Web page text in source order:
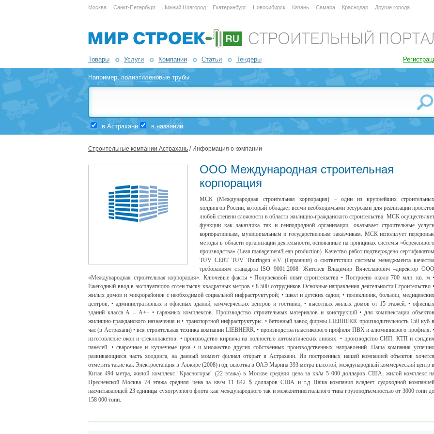
Москва Санкт-Петербург Нижний Новгород Екатеринбург Новосибирск Казань Самара Краснодар Другие города
Товары Услуги Компании Статьи Тендеры
Например,полиэтиленовые трубы
в Астрахани в названии
Строительные компании Астрахань / Информация о компании
ООО Международная строительная
корпорация
МСК (Международная строительная корпорация) – один из крупнейших строительных
холдингов России, который обладает всеми необходимыми ресурсами для реализации проектов
любой степени сложности в области жилищно-гражданского строительства. МСК осуществляет
функции как заказчика так и генподрядной организации, оказывает строительные услуги
корпоративным, муниципальным и государственным заказчикам. МСК использует передовые
методы в области организации деятельности, основанные на принципах системы «бережливого
производства» (Lean management/Lean production). Качество работ подтверждено сертификатом
TUV CERT TUV Thuringen e.V. (Германия) о соответствии системы менеджмента качества
требованиям стандарта ISO 9001:2008. Житенев Владимир Вячеславович –директор ООО
«Международная строительная корпорация». Ключевые факты • Полувековой опыт строительства • Построено около 700 млн. кв. м •
Ежегодный ввод в эксплуатацию сотен тысяч квадратных метров • 8 500 сотрудников Основные направления деятельности Строительство •
жилых домов и микрорайонов с необходимой социальной инфраструктурой; • школ и детских садов; • поликлиник, больниц, медицинских
центров; • административных и офисных зданий, коммерческих центров и гостиниц; • высотных жилых домов от 15 этажей; • офисных
зданий класса А – А++ • гаражных комплексов. Производство строительных материалов и конструкций • для комплектации объектов
жилищно-гражданского назначения и • транспортной инфраструктуры. • бетонный завод фирмы LIEBHERR производительность 150 куб в
час (в Астрахани) • вся строительная техника компании LIEBHERR. • производства пластикового профиля ПВХ и алюминиевого профиля. •
изготовление окон и стеклопакетов. • производство кирпича на полностью автоматических линиях. • производство СИП, КТП и сэндвич
панелей. • сварочные и кузнечные цеха • и множество других собственных производственных направлений. Наша компания успешно
развивающиеся часть холдинга, на данный момент филиал открыт в Астрахани. Из построенных нашей компанией объектов хочется
отметить такие как Электростанция в Алжире (2008) год, высотка в ОАЭ Марина 393 метра высотой, международный коммерческий центр в
Китае 494 метра, жилой комплекс "Красногорье" (22 этажа) в Москве средняя цена за кв/м 5 000 долларов США, жилой комплекс на
Пресненской Москва 74 этажа средняя цена за кв/м 11 842 $ долларов США и т.д Наша компания владеет судоходной компанией
насчитывающей 23 единицы сухогрузного флота как международного так и межконтинентального типа грузоподъемностью от 3000 тонн до
158 000 тонн.